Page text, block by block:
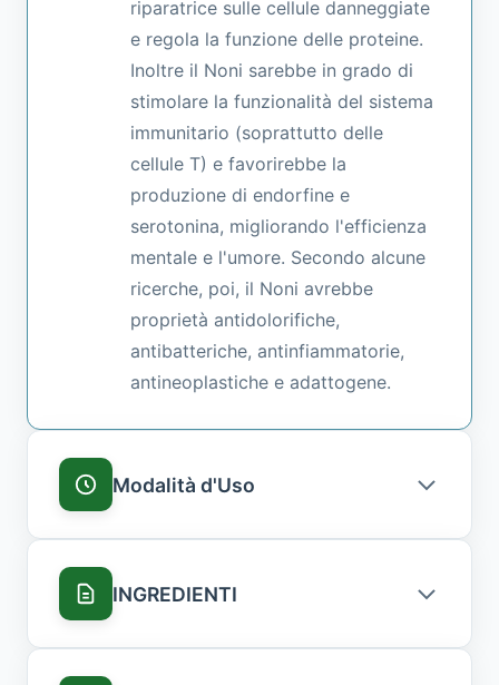
riparatrice sulle cellule danneggiate
e regola la funzione delle proteine.
Inoltre il Noni sarebbe in grado di
stimolare la funzionalità del sistema
immunitario (soprattutto delle
cellule T) e favorirebbe la
produzione di endorfine e
serotonina, migliorando l'efficienza
mentale e l'umore. Secondo alcune
ricerche, poi, il Noni avrebbe
proprietà antidolorifiche,
antibatteriche, antinfiammatorie,
antineoplastiche e adattogene.
Modalità d'Uso
INGREDIENTI